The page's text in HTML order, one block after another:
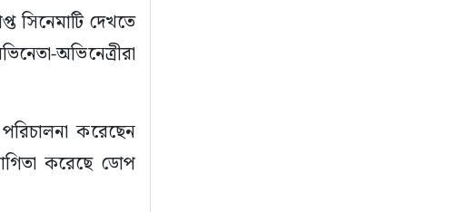
সিনেমাটি দেখতে
অভিনেত্রীরা
করেছেন
করেছে ডোপ